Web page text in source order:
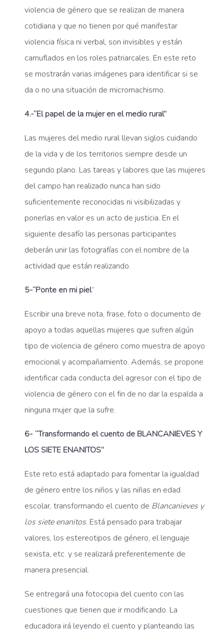
violencia de género que se realizan de manera
cotidiana y que no tienen por qué manifestar
violencia física ni verbal, son invisibles y están
camuflados en los roles patriarcales. En este reto
se mostrarán varias imágenes para identificar si se
da o no una situación de micromachismo.
4.-“El papel de la mujer en el medio rural”
Las mujeres del medio rural llevan siglos cuidando
de la vida y de los territorios siempre desde un
segundo plano. Las tareas y labores que las mujeres
del campo han realizado nunca han sido
suficientemente reconocidas ni visibilizadas y
ponerlas en valor es un acto de justicia. En el
siguiente desafío las personas participantes
deberán unir las fotografías con el nombre de la
actividad que están realizando.
5-“Ponte en mi piel”
Escribir una breve nota, frase, foto o documento de
apoyo a todas aquellas mujeres que sufren algún
tipo de violencia de género como muestra de apoyo
emocional y acompañamiento. Además, se propone
identificar cada conducta del agresor con el tipo de
violencia de género con el fin de no dar la espalda a
ninguna mujer que la sufre.
6- “Transformando el cuento de BLANCANIEVES Y
LOS SIETE ENANITOS”
Este reto está adaptado para fomentar la igualdad
de género entre los niños y las niñas en edad
escolar, transformando el cuento de Blancanieves y
los siete enanitos. Está pensado para trabajar
valores, los estereotipos de género, el lenguaje
sexista, etc. y se realizará preferentemente de
manera presencial.
Se entregará una fotocopia del cuento con las
cuestiones que tienen que ir modificando. La
educadora irá leyendo el cuento y planteando las